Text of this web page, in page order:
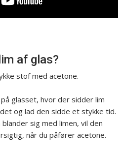
af glas?
stof med acetone.
glasset, hvor der sidder lim
og lad den sidde et stykke tid.
sig med limen, vil den
når du påfører acetone.